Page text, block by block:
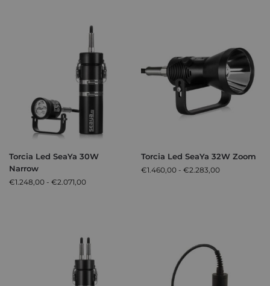
Torcia Led SeaYa 30W
Narrow
€1.248,00 - €2.071,00
Torcia Led SeaYa 32W Zoom
€1.460,00 - €2.283,00